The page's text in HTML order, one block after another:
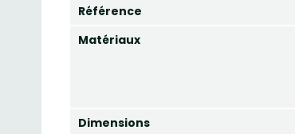
Référence
Matériaux
Dimensions